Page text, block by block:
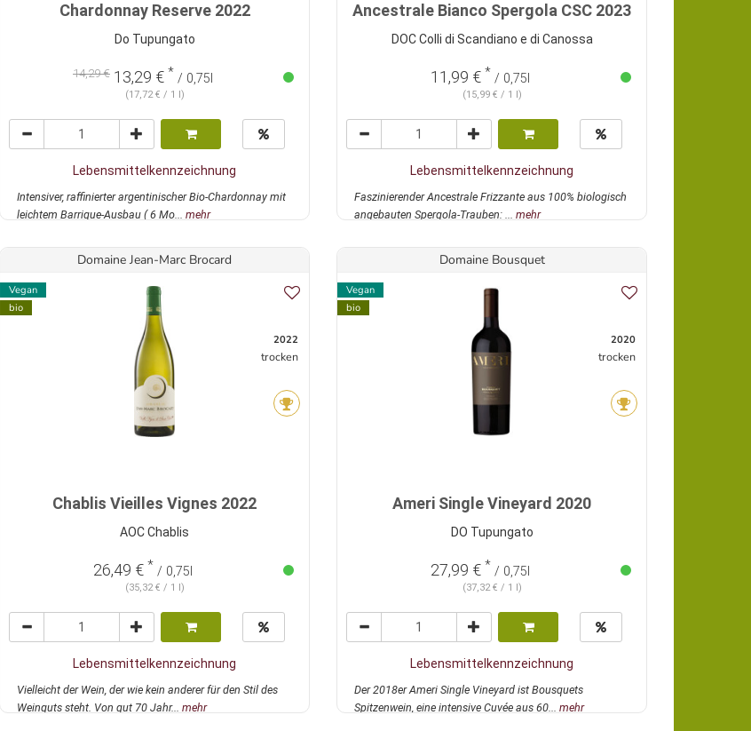
Chardonnay Reserve 2022
Do Tupungato
14,29 € 13,29 € * / 0,75l
(17,72 € / 1 l)
Lebensmittelkennzeichnung
Intensiver, raffinierter argentinischer Bio-Chardonnay mit
leichtem Barrique-Ausbau ( 6 Mo... mehr
Ancestrale Bianco Spergola CSC 2023
DOC Colli di Scandiano e di Canossa
11,99 € * / 0,75l
(15,99 € / 1 l)
Lebensmittelkennzeichnung
Faszinierender Ancestrale Frizzante aus 100% biologisch
angebauten Spergola-Trauben: ... mehr
Domaine Jean-Marc Brocard
Vegan
bio
2022
trocken
Chablis Vieilles Vignes 2022
AOC Chablis
26,49 € * / 0,75l
(35,32 € / 1 l)
Lebensmittelkennzeichnung
Vielleicht der Wein, der wie kein anderer für den Stil des
Weinguts steht. Von gut 70 Jahr... mehr
Domaine Bousquet
Vegan
bio
2020
trocken
Ameri Single Vineyard 2020
DO Tupungato
27,99 € * / 0,75l
(37,32 € / 1 l)
Lebensmittelkennzeichnung
Der 2018er Ameri Single Vineyard ist Bousquets
Spitzenwein, eine intensive Cuvée aus 60... mehr